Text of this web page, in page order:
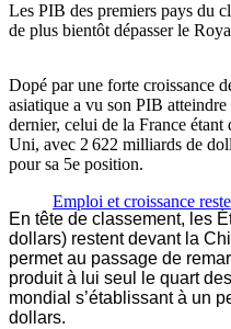
Les PIB des premiers pays du
de plus bientôt dépasser le
Dopé par une forte croissance
asiatique a vu son PIB
dernier, celui de la France
Uni, avec 2 622 milliards de
pour sa 5e position.
Emploi et croissance
En tête de classement, les
dollars) restent devant la
permet au passage de
produit à lui seul le quart
mondial s’établissant à un
dollars.